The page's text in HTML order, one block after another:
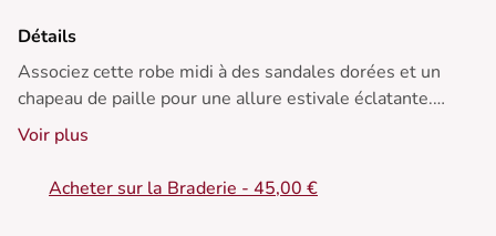
Détails
Associez cette robe midi à des sandales dorées et un
chapeau de paille pour une allure estivale éclatante.
• Robe midi
• Noeud à la taille
Voir plus
Acheter sur la Braderie - 45,00 €